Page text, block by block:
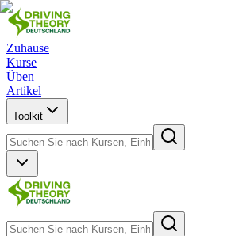
Zuhause
Kurse
Üben
Artikel
Toolkit